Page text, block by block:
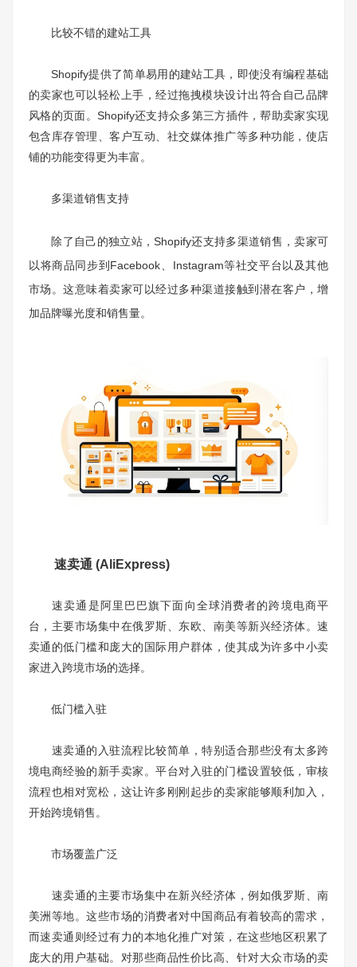
比较不错的建站工具
Shopify提供了简单易用的建站工具，即使没有编程基础
的卖家也可以轻松上手，经过拖拽模块设计出符合自己品牌
风格的页面。Shopify还支持众多第三方插件，帮助卖家实现
包含库存管理、客户互动、社交媒体推广等多种功能，使店
铺的功能变得更为丰富。
多渠道销售支持
除了自己的独立站，Shopify还支持多渠道销售，卖家可
以将商品同步到Facebook、Instagram等社交平台以及其他
市场。这意味着卖家可以经过多种渠道接触到潜在客户，增
加品牌曝光度和销售量。
速卖通 (AliExpress)
速卖通是阿里巴巴旗下面向全球消费者的跨境电商平
台，主要市场集中在俄罗斯、东欧、南美等新兴经济体。速
卖通的低门槛和庞大的国际用户群体，使其成为许多中小卖
家进入跨境市场的选择。
低门槛入驻
速卖通的入驻流程比较简单，特别适合那些没有太多跨
境电商经验的新手卖家。平台对入驻的门槛设置较低，审核
流程也相对宽松，这让许多刚刚起步的卖家能够顺利加入，
开始跨境销售。
市场覆盖广泛
速卖通的主要市场集中在新兴经济体，例如俄罗斯、南
美洲等地。这些市场的消费者对中国商品有着较高的需求，
而速卖通则经过有力的本地化推广对策，在这些地区积累了
庞大的用户基础。对那些商品性价比高、针对大众市场的卖